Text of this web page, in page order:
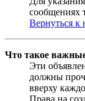
сообщениях
Вернуться к
Что такое
Эти
должны
вверху
Права на